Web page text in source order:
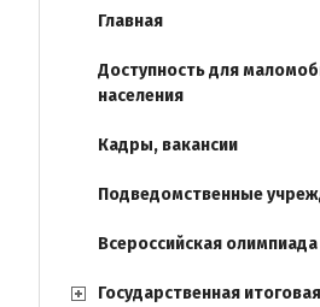
Главная
Доступность для
населения
Кадры, вакансии
Подведомственные
Всероссийская
Государственная